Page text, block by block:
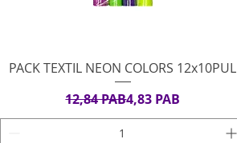
Vista rápida
PACK TEXTIL NEON COLORS 12x10PUL
Precio
12,84 PABPrecio de oferta
4,83 PAB